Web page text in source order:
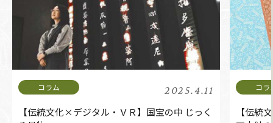
2025.4.11
【伝統文化×デジタル・ＶＲ】国宝の中 じっく
【伝統